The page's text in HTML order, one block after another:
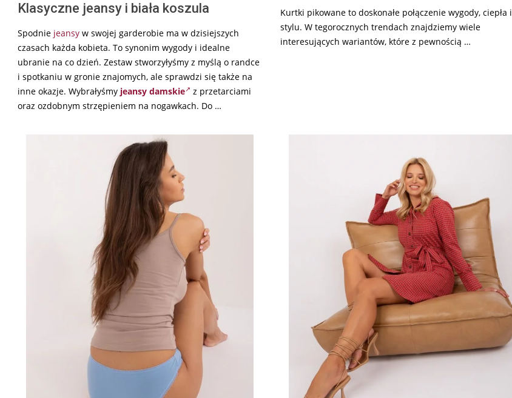
Klasyczne jeansy i biała koszula
Spodnie jeansy w swojej garderobie ma w dzisiejszych
czasach każda kobieta. To synonim wygody i idealne
ubranie na co dzień. Zestaw stworzyłyśmy z myślą o randce
i spotkaniu w gronie znajomych, ale sprawdzi się także na
inne okazje. Wybrałyśmy jeansy damskie
z przetarciami
oraz ozdobnym strzępieniem na nogawkach. Do …
Kurtki pikowane to doskonałe połączenie wygody, ciepła i
stylu. W tegorocznych trendach znajdziemy wiele
interesujących wariantów, które z pewnością …